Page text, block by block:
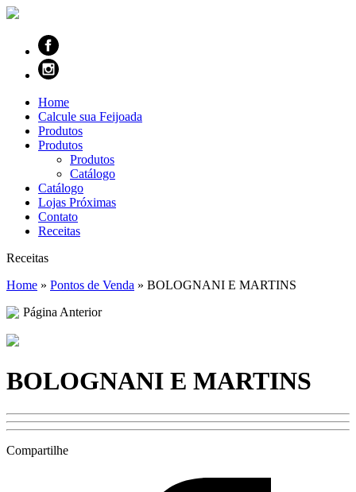
Home
Calcule sua Feijoada
Produtos
Produtos
Produtos
Catálogo
Catálogo
Lojas Próximas
Contato
Receitas
Receitas
Home » Pontos de Venda » BOLOGNANI E MARTINS
Página Anterior
BOLOGNANI E MARTINS
Compartilhe